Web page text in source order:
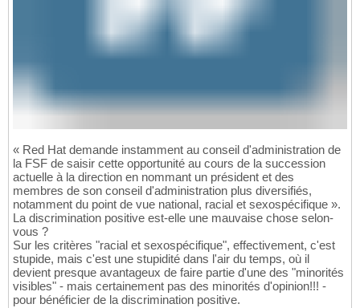
« Red Hat demande instamment au conseil d'administration de
la FSF de saisir cette opportunité au cours de la succession
actuelle à la direction en nommant un président et des
membres de son conseil d'administration plus diversifiés,
notamment du point de vue national, racial et sexospécifique ».
La discrimination positive est-elle une mauvaise chose selon-
vous ?
Sur les critères "racial et sexospécifique", effectivement, c'est
stupide, mais c'est une stupidité dans l'air du temps, où il
devient presque avantageux de faire partie d'une des "minorités
visibles" - mais certainement pas des minorités d'opinion!!! -
pour bénéficier de la discrimination positive.